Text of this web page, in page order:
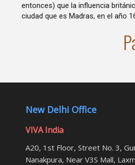
entonces) que la influencia
ciudad que es Madras, en el año
New Delhi Office
VIVA India
A20, 1st Floor, Street No. 3,
Nanakpura, Near V3S Mall,